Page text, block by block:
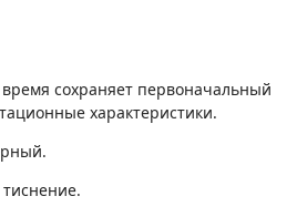
время сохраняет первоначальный
характеристики.